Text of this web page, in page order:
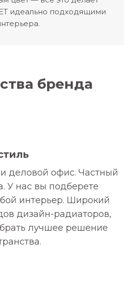
идеально подходящими
бренда
деловой офис. Частный
У нас вы подберете
интерьер. Широкий
дизайн-радиаторов,
лучшее решение